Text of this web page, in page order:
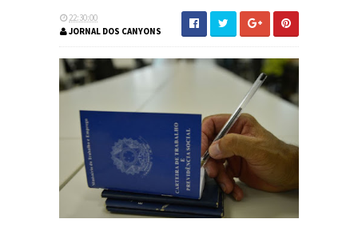
22:30:00
JORNAL DOS CANYONS